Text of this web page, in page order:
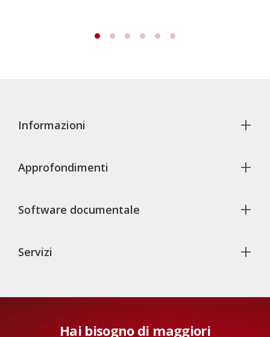
Informazioni +
Approfondimenti +
Software documentale +
Servizi +
Hai bisogno di maggiori